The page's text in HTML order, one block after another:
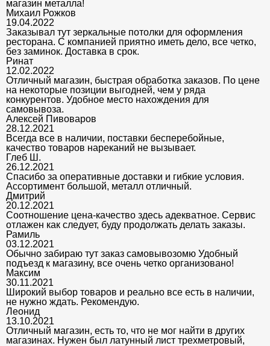
магазин металла!
Михаил Рожков
19.04.2022
Заказывал тут зеркальные потолки для оформления
ресторана. С компанией приятно иметь дело, все четко,
без заминок. Доставка в срок.
Ринат
12.02.2022
Отличный магазин, быстрая обработка заказов. По цене
на некоторые позиции выгодней, чем у ряда
конкурентов. Удобное место нахождения для
самовывоза.
Алексей Пивоваров
28.12.2021
Всегда все в наличии, поставки бесперебойные,
качество товаров нареканий не вызывает.
Глеб Ш.
26.12.2021
Спасибо за оперативные доставки и гибкие условия.
Ассортимент большой, металл отличный.
Дмитрий
20.12.2021
Соотношение цена-качество здесь адекватное. Сервис
отлажен как следует, буду продолжать делать заказы.
Рамиль
03.12.2021
Обычно забираю тут заказ самовывозомю Удобный
подъезд к магазину, все очень четко организовано!
Максим
30.11.2021
Широкий выбор товаров и реально все есть в наличии,
не нужно ждать. Рекомендую.
Леонид
13.10.2021
Отличный магазин, есть то, что не мог найти в других
магазинах. Нужен был латунный лист трехметровый,